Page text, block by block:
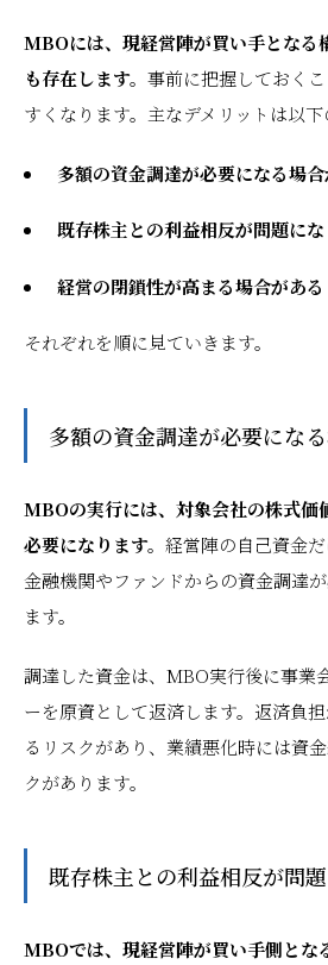
MBOには、現経営陣が買い手となる
も存在します。 事前に把握しておく
すくなります。主なデメリットは以下
多額の資金調達が必要になる場合
既存株主との利益相反が問題に
経営の閉鎖性が高まる場合がある
それぞれを順に見ていきます。
多額の資金調達が必要にな
MBOの実行には、対象会社の株式価
必要になります。 経営陣の自己資金だ
金融機関やファンドからの資金調達
ます。
調達した資金は、MBO実行後に事業
ーを原資として返済します。返済負
るリスクがあり、業績悪化時には資
クがあります。
既存株主との利益相反が問
MBOでは、現経営陣が買い手側とな